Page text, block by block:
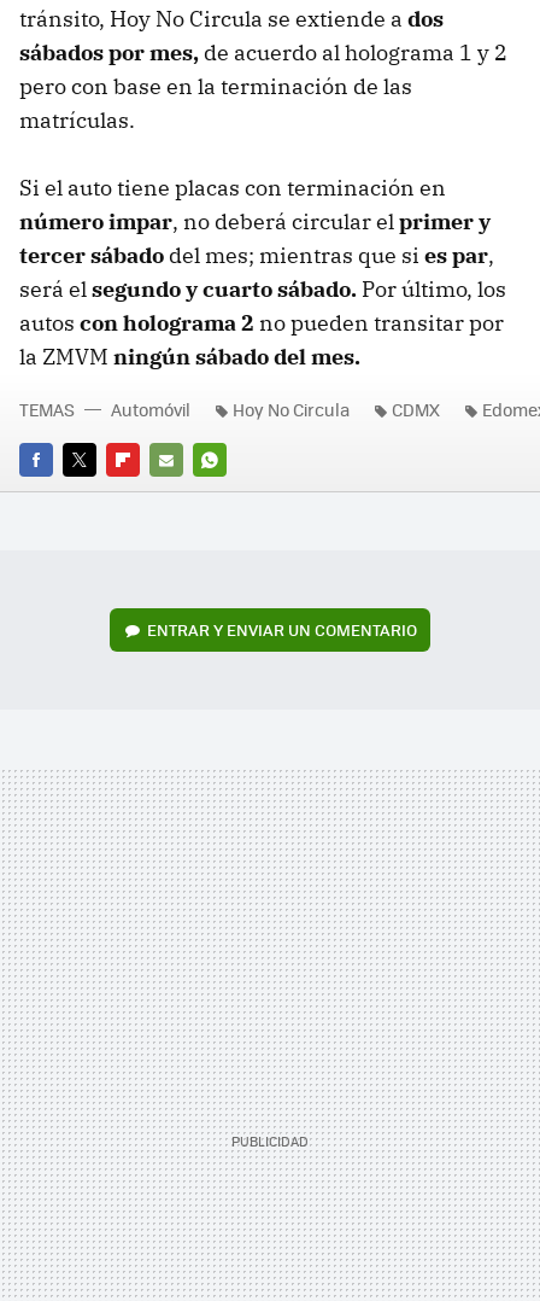
tránsito, Hoy No Circula se extiende a dos
sábados por mes, de acuerdo al holograma 1 y 2
pero con base en la terminación de las
matrículas.
Si el auto tiene placas con terminación en
número impar, no deberá circular elprimer y
tercer sábado del mes; mientras que si es par,
será elsegundo y cuarto sábado. Por último, los
autos con holograma 2 no pueden transitar por
la ZMVM ningún sábado del mes.
FACEBOOK
TWITTERFLIPBOARD
E-
WHATSAPP
TEMAS Automóvil Hoy No Circula CDMX
ENTRAR Y ENVIAR UN COMENTARIO